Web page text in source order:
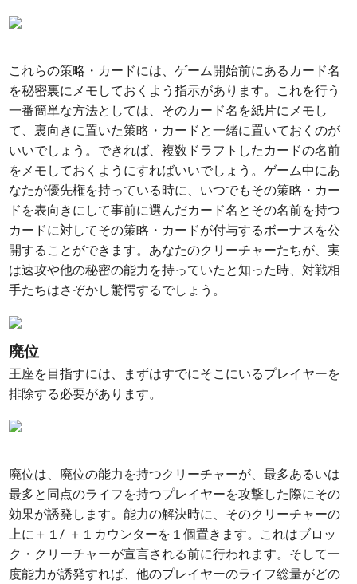
これらの策略・カードには、ゲーム開始前にあるカード名
を秘密裏にメモしておくよう指示があります。これを行う
一番簡単な方法としては、そのカード名を紙片にメモし
て、裏向きに置いた策略・カードと一緒に置いておくのが
いいでしょう。できれば、複数ドラフトしたカードの名前
をメモしておくようにすればいいでしょう。ゲーム中にあ
なたが優先権を持っている時に、いつでもその策略・カー
ドを表向きにして事前に選んだカード名とその名前を持つ
カードに対してその策略・カードが付与するボーナスを公
開することができます。あなたのクリーチャーたちが、実
は速攻や他の秘密の能力を持っていたと知った時、対戦相
手たちはさぞかし驚愕するでしょう。
廃位
王座を目指すには、まずはすでにそこにいるプレイヤーを
排除する必要があります。
廃位は、廃位の能力を持つクリーチャーが、最多あるいは
最多と同点のライフを持つプレイヤーを攻撃した際にその
効果が誘発します。能力の解決時に、そのクリーチャーの
上に＋１/ ＋１カウンターを１個置きます。これはブロッ
ク・クリーチャーが宣言される前に行われます。そして一
度能力が誘発すれば、他のプレイヤーのライフ総量がどの